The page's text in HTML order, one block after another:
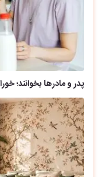
پدر و مادرها بخوانند؛